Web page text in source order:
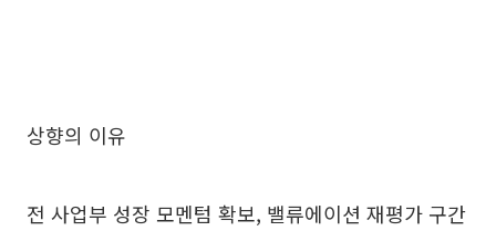
상향의 이유
전 사업부 성장 모멘텀 확보, 밸류에이션 재평가 구간